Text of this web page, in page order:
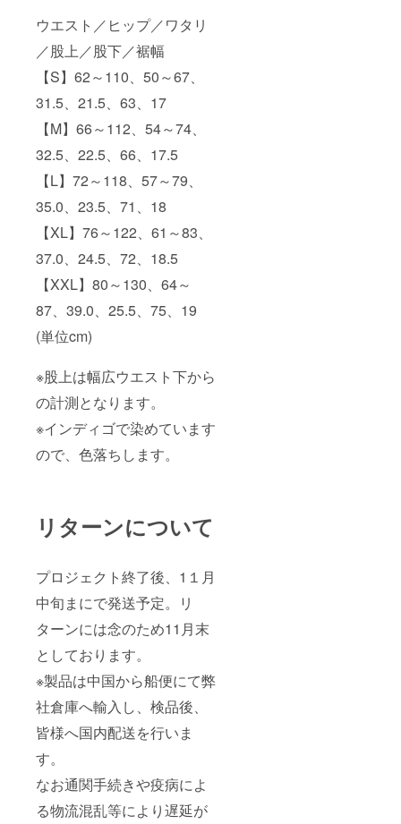
ウエスト／ヒップ／ワタリ
／股上／股下／裾幅
【S】62～110、50～67、
31.5、21.5、63、17
【M】66～112、54～74、
32.5、22.5、66、17.5
【L】72～118、57～79、
35.0、23.5、71、18
【XL】76～122、61～83、
37.0、24.5、72、18.5
【XXL】80～130、64～
87、39.0、25.5、75、19
(単位cm)
※股上は幅広ウエスト下から
の計測となります。
※インディゴで染めています
ので、色落ちします。
リターンについて
プロジェクト終了後、1１月
中旬まにで発送予定。リ
ターンには念のため11月末
としております。
※製品は中国から船便にて弊
社倉庫へ輸入し、検品後、
皆様へ国内配送を行いま
す。
なお通関手続きや疫病によ
る物流混乱等により遅延が